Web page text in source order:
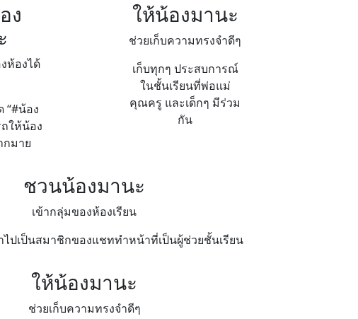
ง
ห้องได้
“#น้อง
ให้น้อง
กมาย
ให้น้องมานะ
ช่วยเก็บความทรงจำดีๆ
เก็บทุกๆ ประสบการณ์
ในชั้นเรียนที่พ่อแม่
คุณครู และเด็กๆ มีร่วม
กัน
ชวนน้องมานะ
เข้ากลุ่มของห้องเรียน
ไปเป็นสมาชิกของแชททำหน้าที่เป็นผู้ช่วยชั้นเรียน
ให้น้องมานะ
ช่วยเก็บความทรงจำดีๆ